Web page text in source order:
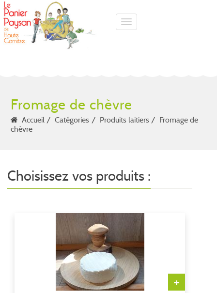
Toggle navigation
Fromage de chèvre
Accueil Catégories Produits laitiers
Fromage de
chèvre
Choisissez vos produits :
+